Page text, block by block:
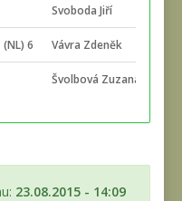
Svoboda Jiří
(NL) 6 Vávra Zdeněk
Švolbová Zuzana
23.08.2015 - 14:09